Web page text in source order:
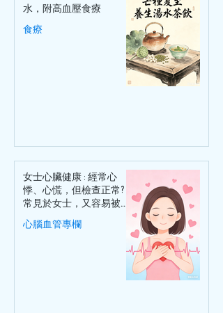
水，附高血壓食療
食療
女士心臟健康 : 經常心
悸、心慌，但檢查正常?
常見於女士，又容易被忽
略的心臟病
心腦血管專欄